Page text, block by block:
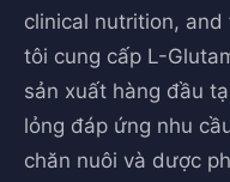
clinical nutrition,
tôi cung cấp L-
sản xuất hàng đầu
lỏng đáp ứng nhu
chăn nuôi và dược